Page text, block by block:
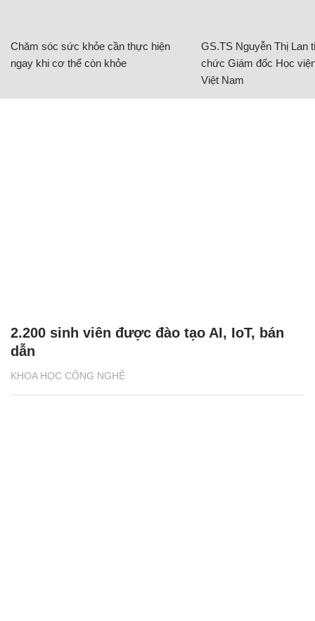
Chăm sóc sức khỏe cần thực hiện
ngay khi cơ thể còn khỏe
GS.TS Nguyễn Thị Lan
chức Giám đốc Học
Việt Nam
KHOA HỌC CÔNG NGHỆ
2.200 sinh viên được đào tạo AI, IoT, bán
dẫn